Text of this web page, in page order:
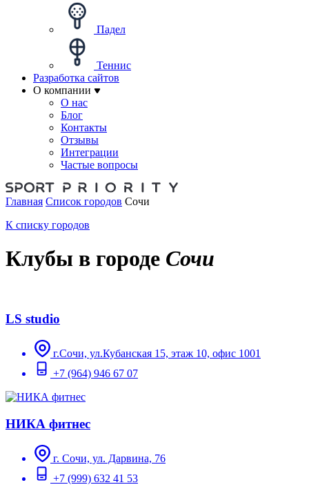
Падел
Теннис
Разработка сайтов
О компании
О нас
Блог
Контакты
Отзывы
Интеграции
Частые вопросы
Главная Список городов Сочи
К списку городов
Клубы в городе Сочи
LS studio
г.Сочи, ул.Кубанская 15, этаж 10, офис 1001
+7 (964) 946 67 07
НИКА фитнес
г. Сочи, ул. Дарвина, 76
+7 (999) 632 41 53